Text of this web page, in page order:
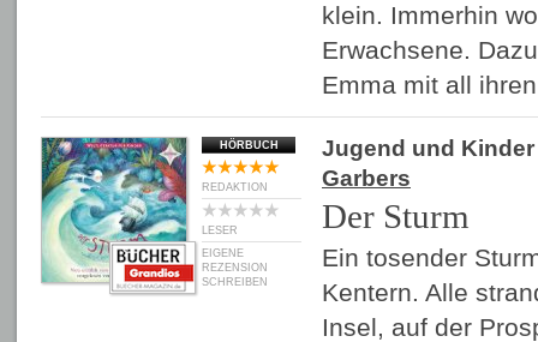
klein. Immerhin
Erwachsene.
Emma mit all
HÖRBUCH
REDAKTION
LESER
EIGENE
REZENSION
SCHREIBEN
Jugend und Kinder
Garbers
Der Sturm
Ein tosender
Kentern. Alle
Insel, auf der